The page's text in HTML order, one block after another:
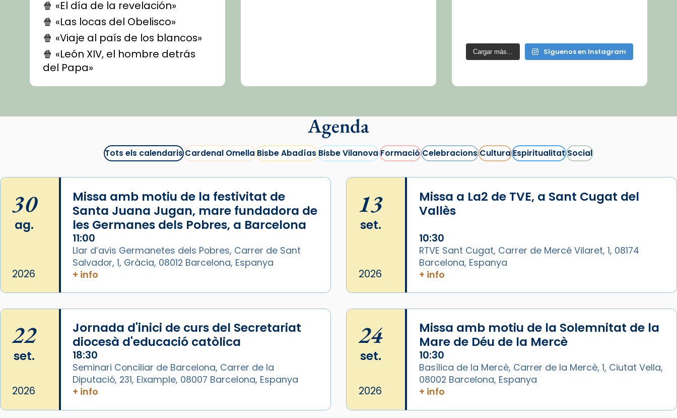
🍿 «El día de la revelación»
🍿 «Las locas del Obelisco»
🍿 «Viaje al país de los blancos»
🍿 «León XIV, el hombre detrás
del Papa»
🍿 «Las ovejas detectives»
recomanacions i prepara una
#CinemaEspiritualitual
@cinemaspiritcat
Imatge: Generada amb IA
(OpenAI)
Video
View on Facebook · Share
Arquebisbat de Barcelona
1 week ago
La Carmina va patir depressió.
Fa gairebé dos mesos, a l'Estadi
Lluís Companys, la jove va fer
arribar el seu testimoni al papa
Lleó XIV.
Recupera l'entrevista
compVatican Newstican News 👇
www.vaticannews.va/es/iglesia/news/2026-
07/carmina-historia-depresion-
papa-viaje-espana-testimoni...
Cargar más... Síguenos en Instagram
Agenda
Tots els calendarisCardenal OmellaBisbe AbadíasBisbe VilanovaFormacióCelebracionsCulturaEspiritualitatSocial
30
ag.
2026
Missa amb motiu de la festivitat de
Santa Juana Jugan, mare fundadora de
les Germanes dels Pobres, a Barcelona
11:00
Llar d’avis Germanetes dels Pobres, Carrer de Sant
Salvador, 1, Gràcia, 08012 Barcelona, Espanya
+ info
13
set.
2026
Missa a La2 de TVE, a Sant Cugat del
Vallès
10:30
RTVE Sant Cugat, Carrer de Mercé Vilaret, 1, 08174
Barcelona, Espanya
+ info
22
set.
2026
Jornada d'inici de curs del Secretariat
diocesà d'educació catòlica
18:30
Seminari Conciliar de Barcelona, Carrer de la
Diputació, 231, Eixample, 08007 Barcelona, Espanya
+ info
24
set.
2026
Missa amb motiu de la Solemnitat de la
Mare de Déu de la Mercè
10:30
Basílica de la Mercè, Carrer de la Mercè, 1, Ciutat Vella,
08002 Barcelona, Espanya
+ info